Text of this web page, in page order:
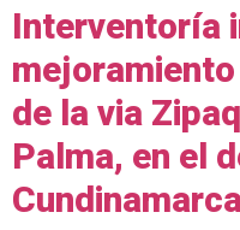
Interventoría
de la via
Palma, en el